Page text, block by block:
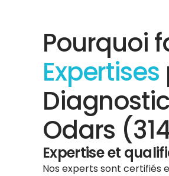
Pourquoi
Expertises
Odars
Expertise et
Nos experts sont certifiés